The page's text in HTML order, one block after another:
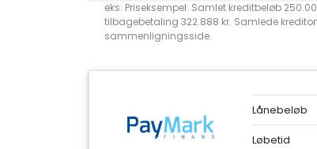
eks: Priseksempel: Samlet kreditbeløb
tilbagebetaling 322.888 kr. Samlede
sammenligningsside.
Lånebeløb
Løbetid